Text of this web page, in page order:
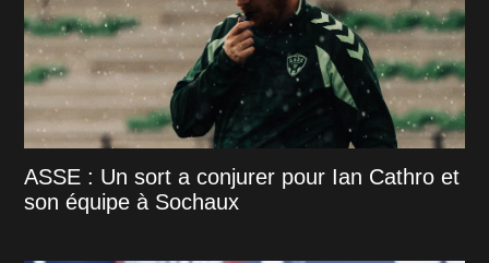
ASSE : Un sort a conjurer pour Ian Cathro et
son équipe à Sochaux